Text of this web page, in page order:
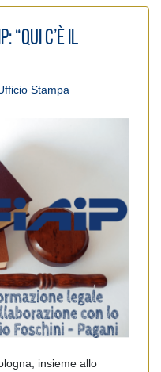
“Qui c’è il
Stampa
insieme allo